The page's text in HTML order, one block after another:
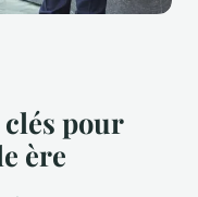
pour
ère